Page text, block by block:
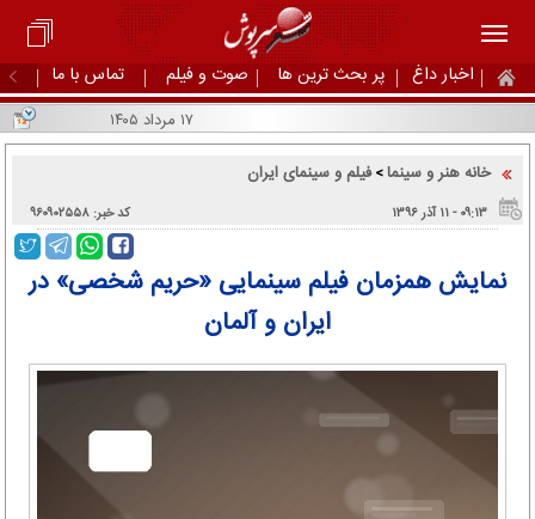
اخبار داغ پر بحث ترین ها صوت و فیلم تماس با ما
۱۷ مرداد ۱۴۰۵
خانه هنر و سینما>فیلم و سینمای ایران
۰۹:۱۳ - ۱۱ آذر ۱۳۹۶ کد خبر: ۹۶۰۹۰۲۵۵۸
نمایش همزمان فیلم سینمایی «حریم شخصی» در
ایران و آلمان